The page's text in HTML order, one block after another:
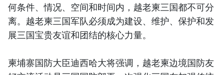
何条件、情况、空间和时间内，越老柬三国都不可分
离。越老柬三国军队必须成为建设、维护、保护和发
展三国宝贵友谊和团结的核心力量。
柬埔寨国防大臣迪西哈大将强调，越老柬边境国防友